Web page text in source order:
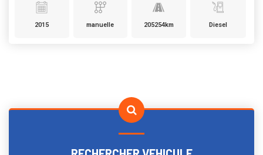
2015 manuelle 205254km Diesel